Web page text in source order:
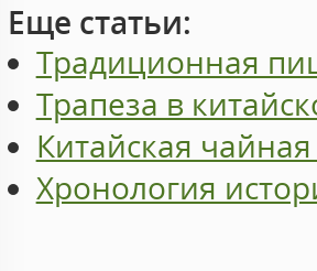
Еще статьи:
Традиционная
Трапеза в
Китайская
Хронология